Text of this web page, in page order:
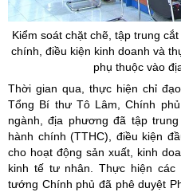
Kiểm soát chặt chẽ, tập trung
chính, điều kiện kinh doanh và
phụ thuộc vào
Thời gian qua, thực hiện chỉ
Tổng Bí thư Tô Lâm, Chính
ngành, địa phương đã tập
hành chính (TTHC), điều kiện
cho hoạt động sản xuất, kinh
kinh tế tư nhân. Thực hiện các
tướng Chính phủ đã phê duyệt